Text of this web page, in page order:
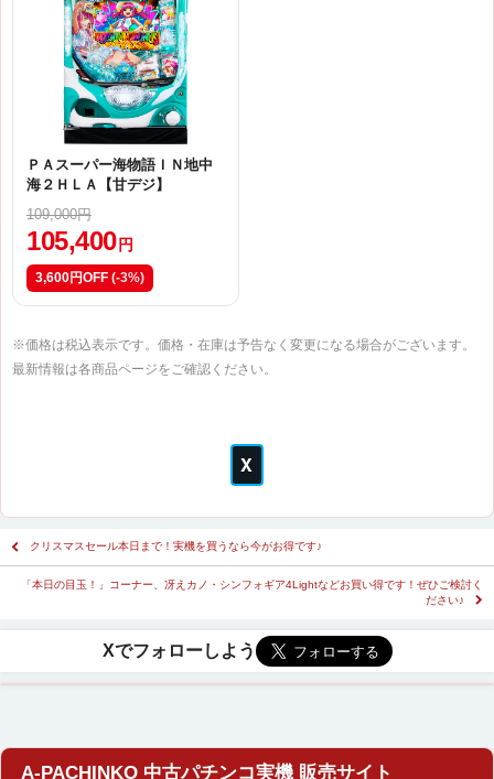
ＰＡスーパー海物語ＩＮ地中
海２ＨＬＡ【甘デジ】
109,000円
105,400 円
3,600円OFF (-3%)
※価格は税込表示です。価格・在庫は予告なく変更になる場合がございます。
最新情報は各商品ページをご確認ください。
クリスマスセール本日まで！実機を買うなら今がお得です♪
「本日の目玉！」コーナー、冴えカノ・シンフォギア4Lightなどお買い得です！ぜひご検討く
ださい♪
A-PACHINKO 中古パチンコ実機 販売サイト